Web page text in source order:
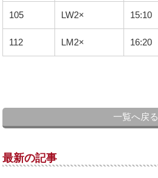
Links リンク集
105 LW2× 15:10
112 LM2× 16:20
一覧へ戻る
最新の記事